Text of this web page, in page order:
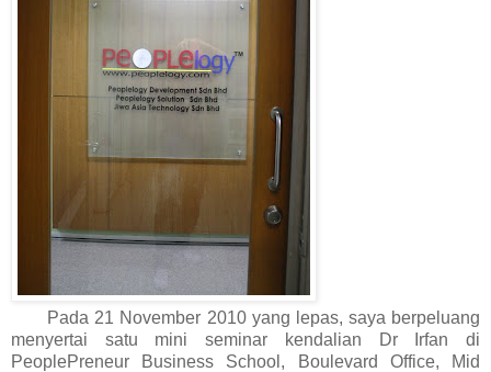
Pada 21 November 2010 yang lepas, saya berpeluang
menyertai satu mini seminar kendalian Dr Irfan di
PeoplePreneur Business School, Boulevard Office, Mid